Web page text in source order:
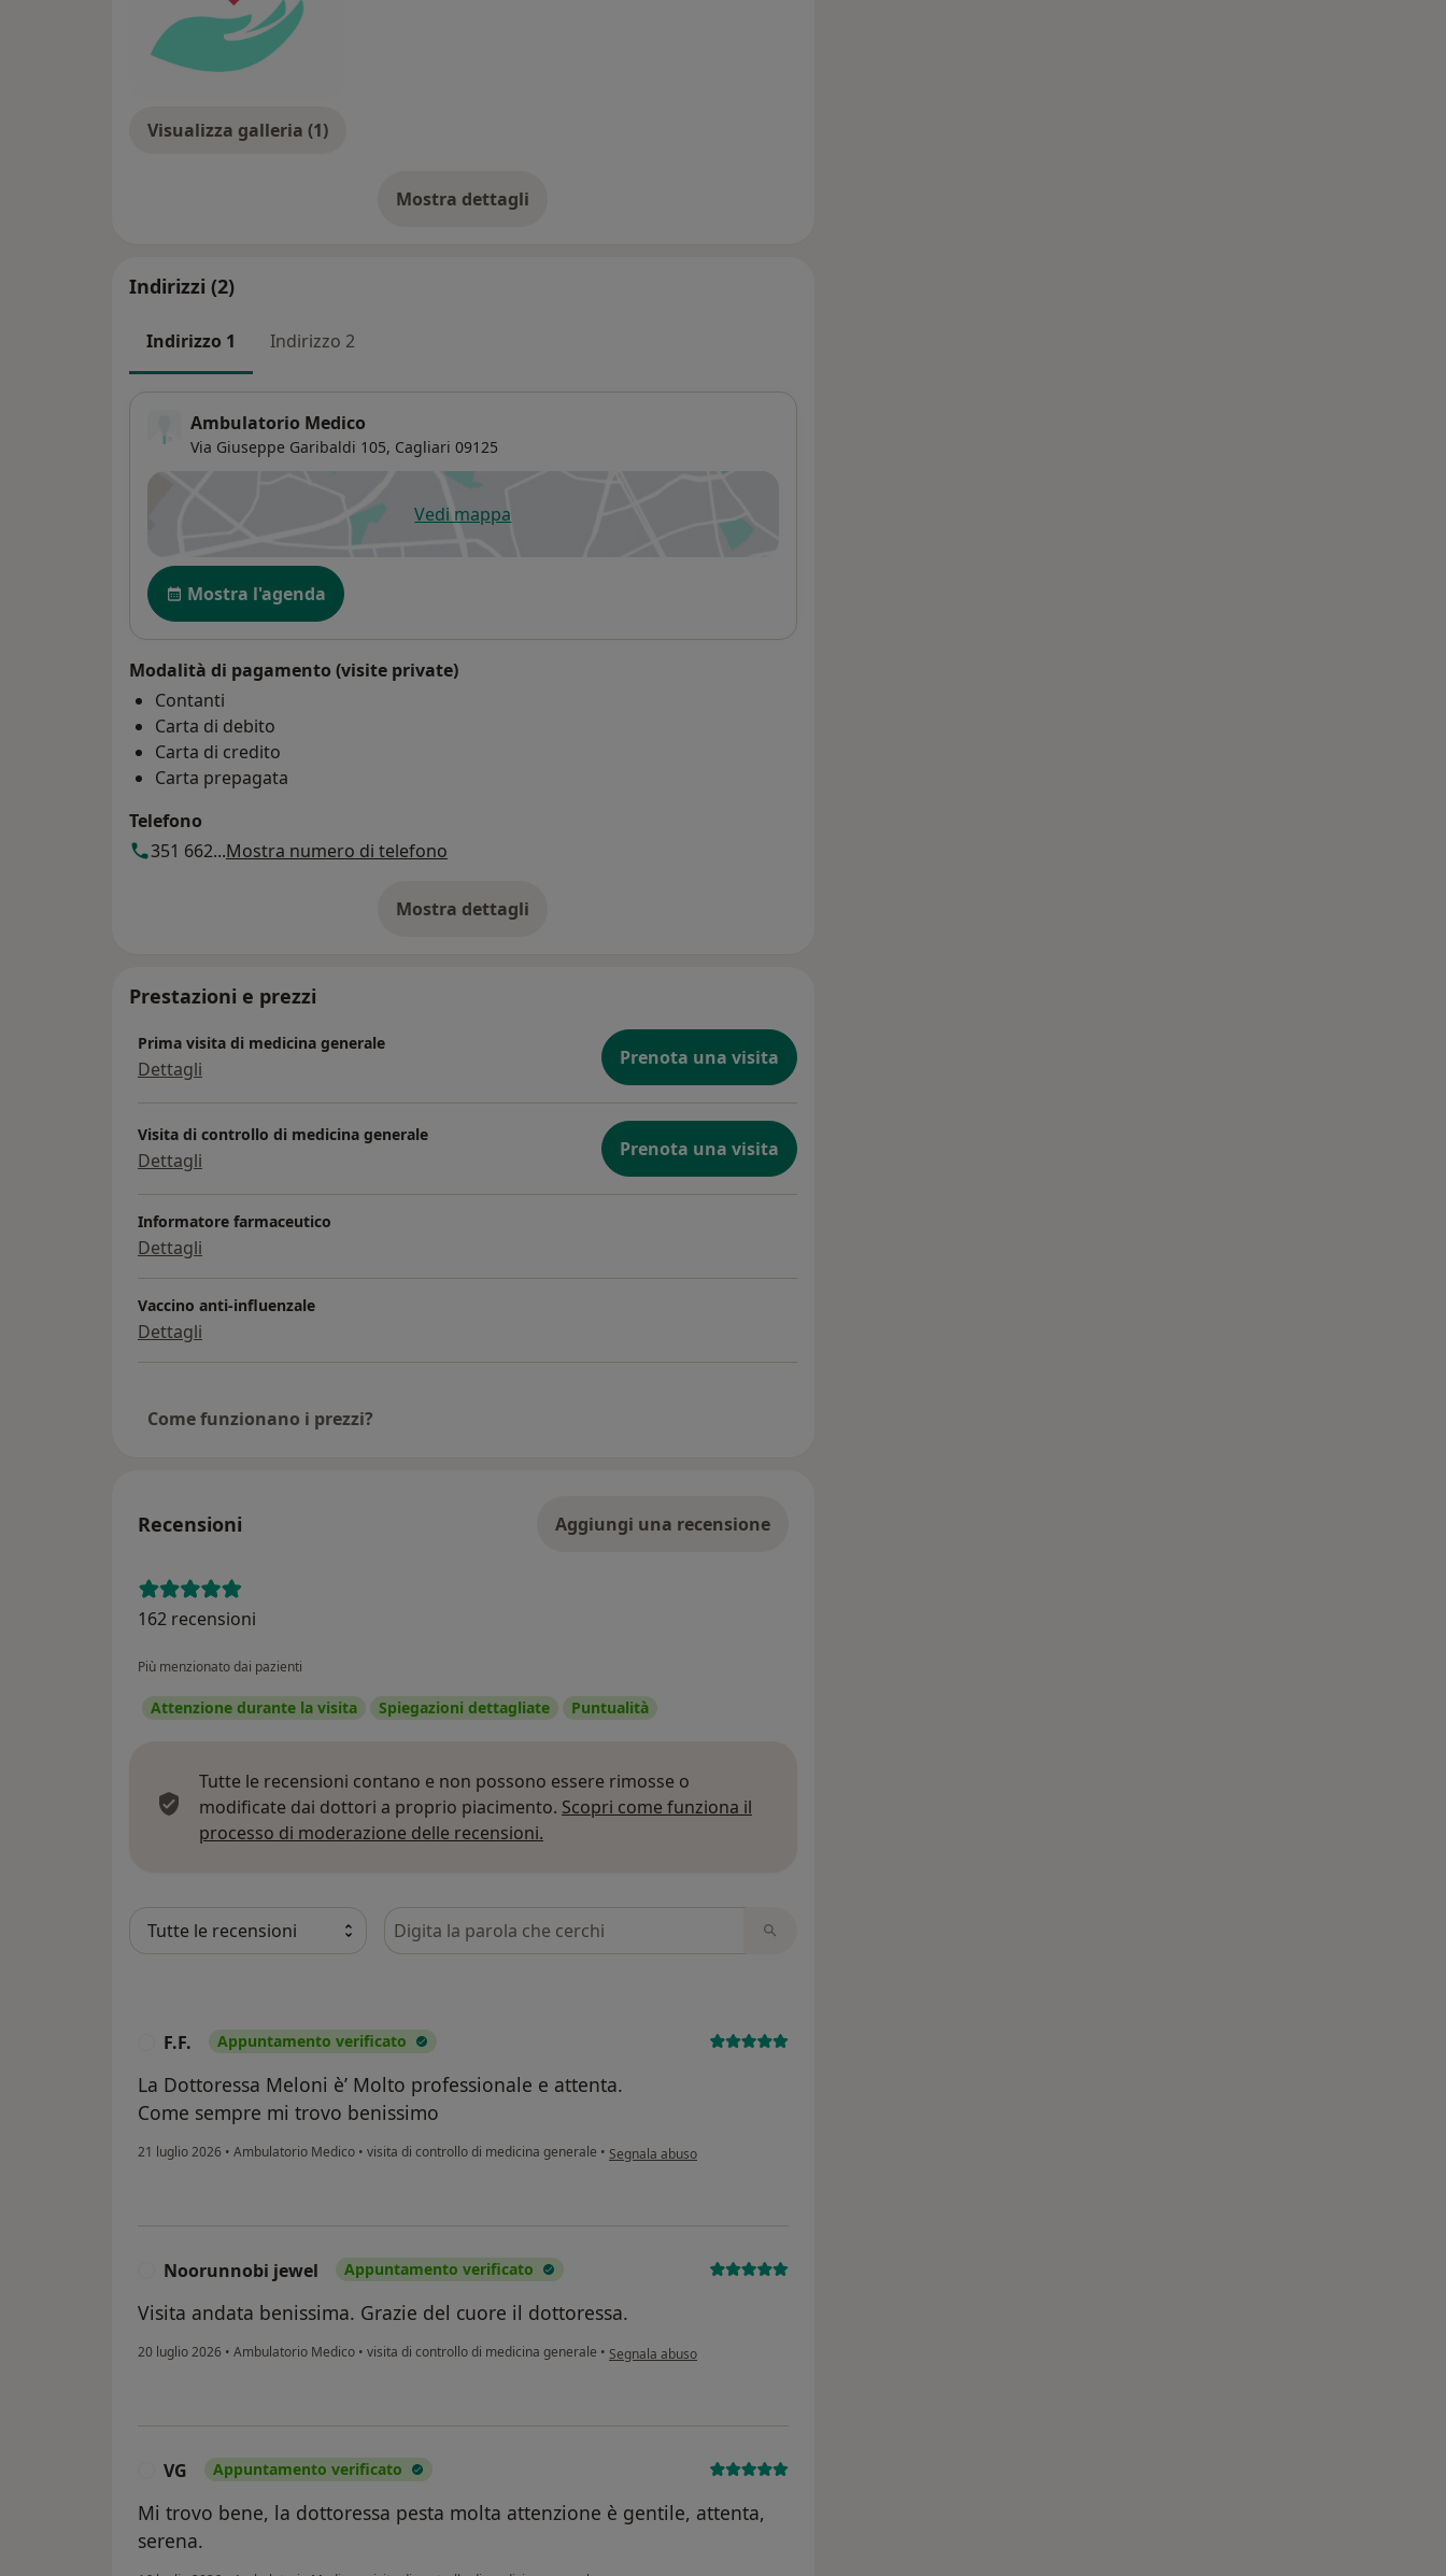
Visualizza galleria (1)
Mostra dettagli
sull'esperienza
Indirizzi (2)
Indirizzo 1 Indirizzo 2
Ambulatorio Medico
Via Giuseppe Garibaldi 105, Cagliari 09125
Vedi mappasi apre in una nuova scheda
Disponibilità
Mostra l'agenda
Modalità di pagamento (visite private)
Contanti
Carta di debito
Carta di credito
Carta prepagata
Telefono
351 662...Mostra numero di telefono
Mostra dettagli
sull'indirizzo
Prestazioni e prezzi
Prima visita di medicina generale
Dettagli Prenota una visita
Visita di controllo di medicina generale
Dettagli Prenota una visita
Informatore farmaceutico
Dettagli
Vaccino anti-influenzale
Dettagli
Come funzionano i prezzi?
Recensioni Aggiungi una recensione
162 recensioni
Più menzionato dai pazienti
Attenzione durante la visita Spiegazioni dettagliate Puntualità
Tutte le recensioni contano e non possono essere rimosse o
modificate dai dottori a proprio piacimento. Scopri come funziona il
processo di moderazione delle recensioni.
Cerca nelle recensioni
F.F. Appuntamento verificato
La Dottoressa Meloni è’ Molto professionale e attenta.
Come sempre mi trovo benissimo
21 luglio 2026 • Ambulatorio Medico • visita di controllo di medicina generale • secondo l'opinione dell'utente F.F.
Segnala abuso
Noorunnobi jewel Appuntamento verificato
Visita andata benissima. Grazie del cuore il dottoressa.
20 luglio 2026 • Ambulatorio Medico • visita di controllo di medicina generale • secondo l'opinione dell'utente Noorunnobi jewel
Segnala abuso
VG Appuntamento verificato
Mi trovo bene, la dottoressa pesta molta attenzione è gentile, attenta,
serena.